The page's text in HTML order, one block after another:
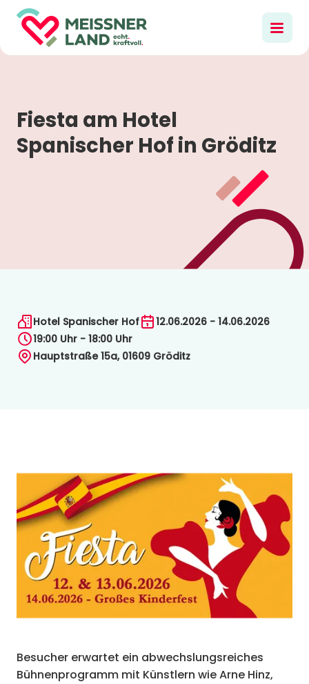
Fiesta am Hotel
Spanischer Hof in Gröditz
Hotel Spanischer Hof
12.06.2026 - 14.06.2026
19:00 Uhr - 18:00 Uhr
Hauptstraße 15a, 01609 Gröditz
Besucher erwartet ein abwechslungsreiches
Bühnenprogramm mit Künstlern wie Arne Hinz,